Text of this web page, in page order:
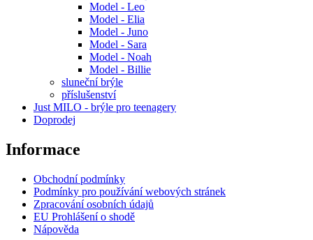
Model - Leo
Model - Elia
Model - Juno
Model - Sara
Model - Noah
Model - Billie
sluneční brýle
příslušenství
Just MILO - brýle pro teenagery
Doprodej
Informace
Obchodní podmínky
Podmínky pro používání webových stránek
Zpracování osobních údajů
EU Prohlášení o shodě
Nápověda